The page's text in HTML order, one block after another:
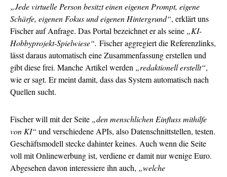
„Jede virtuelle Person besitzt einen eigenen Prompt, eigene
Schärfe, eigenen Fokus und eigenen Hintergrund“, erklärt uns
Fischer auf Anfrage. Das Portal bezeichnet er als seine „KI-
Hobbyprojekt-Spielwiese“. Fischer aggregiert die Referenzlinks,
lässt daraus automatisch eine Zusammenfassung erstellen und
gibt diese frei. Manche Artikel werden „redaktionell erstellt“,
wie er sagt. Er meint damit, dass das System automatisch nach
Quellen sucht.
Fischer will mit der Seite „den menschlichen Einfluss mithilfe
von KI“ und verschiedene APIs, also Datenschnittstellen, testen.
Geschäftsmodell stecke dahinter keines. Auch wenn die Seite
voll mit Onlinewerbung ist, verdiene er damit nur wenige Euro.
Abgesehen davon interessiere ihn auch, „welche